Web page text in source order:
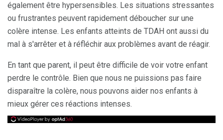
également être hypersensibles. Les situations stressantes
ou frustrantes peuvent rapidement déboucher sur une
colère intense. Les enfants atteints de TDAH ont aussi du
mal à s'arrêter et à réfléchir aux problèmes avant de réagir.
En tant que parent, il peut être difficile de voir votre enfant
perdre le contrôle. Bien que nous ne puissions pas faire
disparaître la colère, nous pouvons aider nos enfants à
mieux gérer ces réactions intenses.